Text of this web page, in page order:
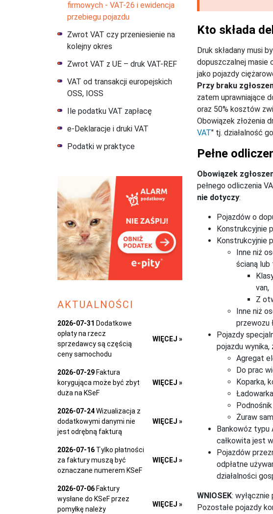
firmowych - VAT-26 i ewidencja
przebiegu pojazdu
Zwrot VAT czy przeniesienie na
kolejny okres
Zwrot VAT z UE – druk VAT-REF
VAT od transakcji europejskich
OSS, IOSS
Ile podatku VAT zapłacę
e-Deklaracje i druki VAT
Podatki w praktyce
AKTUALNOŚCI
2026-07-31 Dodatkowe
opłaty na rzecz
sprzedawcy są częścią
ceny samochodu
WIĘCEJ »
2026-07-29 Faktura
korygująca może być zbyt
duża na KSeF
WIĘCEJ »
2026-07-24Wizualizacja z
dodatkowymi danymi nie
jest odrębną fakturą
WIĘCEJ »
2026-07-16 Tylko płatności
za faktury muszą być
oznaczane numerem KSeF
WIĘCEJ »
2026-07-06 Faktury
wysłane do KSeF przez
pomyłkę należy
WIĘCEJ »
Kto składa
Druk składany musi
dopuszczalnej masie
jako pojazdy
Przy braku
zatem uprawniające
oraz 50% kosztów
Obowiązek złożenia
VAT" tj. działalność
Pełne
Obowiązek
pełnego odliczenia
nie dotyczy:
Pojazdów o
Konstrukcyjnie
Konstrukcyjnie
Inne niż
ścianą lub
van,
Z
Inne niż
przewozu
Pojazdy
pojazdu
Agregat
Do prac
Koparka,
Żuraw
Bankowóz typu
całkowita jest
Pojazdów
odpłatne
działalności
WNIOSEK:
Pozostałe pojazdy